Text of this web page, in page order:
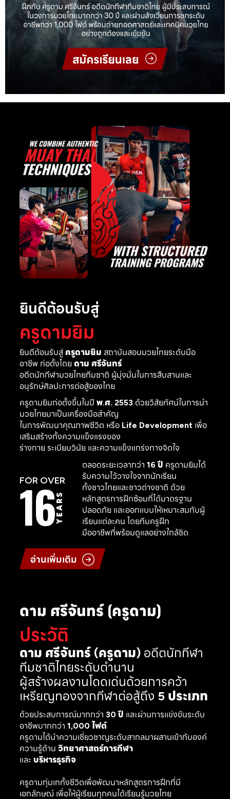
ยินดีต้อนรับสู่
ครูดามยิม
ยินดีต้อนรับสู่ ครูดามยิม สถาบันสอนมวยไทยระดับมือ
อาชีพ ก่อตั้งโดย ดาม ศรีจันทร์
อดีตนักกีฬามวยไทยทีมชาติ ผู้มุ่งมั่นในการสืบสานและ
อนุรักษ์ศิลปะการต่อสู้ของไทย
ครูดามยิมก่อตั้งขึ้นในปี พ.ศ. 2553ด้วยวิสัยทัศน์ในการนำ
มวยไทยมาเป็นเครื่องมือสำคัญ
ในการพัฒนาคุณภาพชีวิต หรือ Life Developmentเพื่อ
เสริมสร้างทั้งความแข็งแรงของ
ร่างกาย ระเบียบวินัย และความแข็งแกร่งทางจิตใจ
FOR OVER
16YEARS
ตลอดระยะเวลากว่า 16 ปี ครูดามยิมได้
รับความไว้วางใจจากนักเรียน
ทั้งชาวไทยและชาวต่างชาติ ด้วย
หลักสูตรการฝึกซ้อมที่ได้มาตรฐาน
ปลอดภัย และออกแบบให้เหมาะสมกับผู้
เรียนแต่ละคน โดยทีมครูฝึก
มืออาชีพที่พร้อมดูแลอย่างใกล้ชิด
อ่านเพิ่มเติม
ดาม ศรีจันทร์ (ครูดาม)
ประวัติ
ดาม ศรีจันทร์ (ครูดาม)อดีตนักกีฬา
ทีมชาติไทยระดับตำนาน
ผู้สร้างผลงานโดดเด่นด้วยการคว้า
เหรียญทองจากกีฬาต่อสู้ถึง 5 ประเภท
ด้วยประสบการณ์มากกว่า 30 ปี และผ่านการแข่งขันระดับ
อาชีพมากกว่า 1,000 ไฟต์
ครูดามได้นำความเชี่ยวชาญระดับสากลมาผสานเข้ากับองค์
ความรู้ด้าน วิทยาศาสตร์การกีฬา
และ บริหารธุรกิจ
ครูดามทุ่มเททั้งชีวิตเพื่อพัฒนาหลักสูตรการฝึกที่มี
เอกลักษณ์ เพื่อให้ผู้เรียนทุกคนได้เรียนรู้มวยไทย